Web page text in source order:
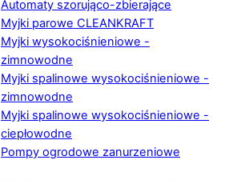
Automaty szorująco-zbierające
Myjki parowe CLEANKRAFT
Myjki wysokociśnieniowe -
zimnowodne
Myjki spalinowe wysokociśnieniowe -
zimnowodne
Myjki spalinowe wysokociśnieniowe -
ciepłowodne
Pompy ogrodowe zanurzeniowe